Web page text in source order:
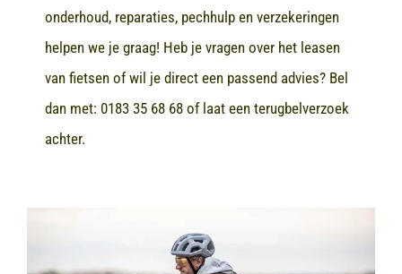
onderhoud, reparaties, pechhulp en verzekeringen
helpen we je graag! Heb je vragen over het leasen
van fietsen of wil je direct een passend advies? Bel
dan met: 0183 35 68 68of laat een terugbelverzoek
achter.